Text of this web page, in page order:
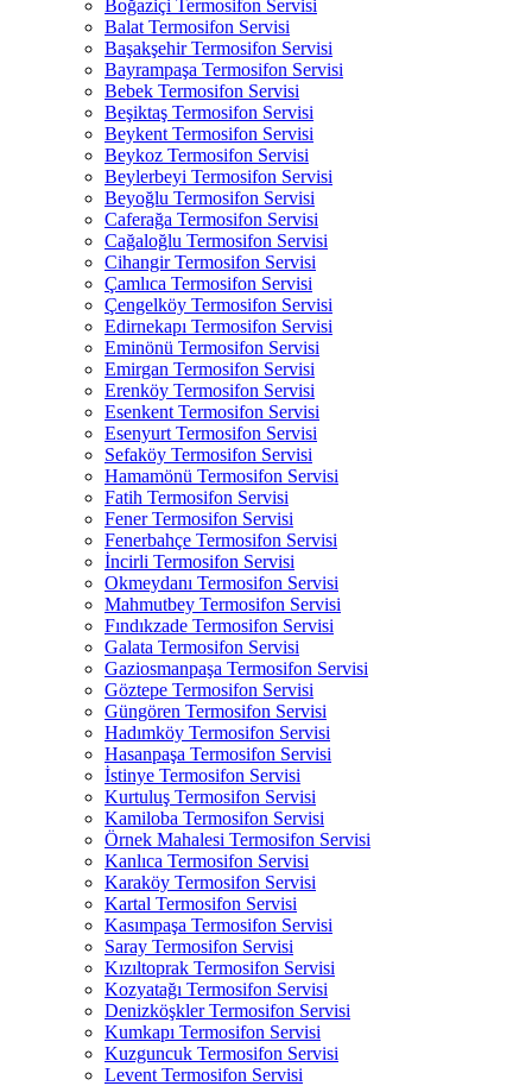
Boğaziçi Termosifon Servisi
Balat Termosifon Servisi
Başakşehir Termosifon Servisi
Bayrampaşa Termosifon Servisi
Bebek Termosifon Servisi
Beşiktaş Termosifon Servisi
Beykent Termosifon Servisi
Beykoz Termosifon Servisi
Beylerbeyi Termosifon Servisi
Beyoğlu Termosifon Servisi
Caferağa Termosifon Servisi
Cağaloğlu Termosifon Servisi
Cihangir Termosifon Servisi
Çamlıca Termosifon Servisi
Çengelköy Termosifon Servisi
Edirnekapı Termosifon Servisi
Eminönü Termosifon Servisi
Emirgan Termosifon Servisi
Erenköy Termosifon Servisi
Esenkent Termosifon Servisi
Esenyurt Termosifon Servisi
Sefaköy Termosifon Servisi
Hamamönü Termosifon Servisi
Fatih Termosifon Servisi
Fener Termosifon Servisi
Fenerbahçe Termosifon Servisi
İncirli Termosifon Servisi
Okmeydanı Termosifon Servisi
Mahmutbey Termosifon Servisi
Fındıkzade Termosifon Servisi
Galata Termosifon Servisi
Gaziosmanpaşa Termosifon Servisi
Göztepe Termosifon Servisi
Güngören Termosifon Servisi
Hadımköy Termosifon Servisi
Hasanpaşa Termosifon Servisi
İstinye Termosifon Servisi
Kurtuluş Termosifon Servisi
Kamiloba Termosifon Servisi
Örnek Mahalesi Termosifon Servisi
Kanlıca Termosifon Servisi
Karaköy Termosifon Servisi
Kartal Termosifon Servisi
Kasımpaşa Termosifon Servisi
Saray Termosifon Servisi
Kızıltoprak Termosifon Servisi
Kozyatağı Termosifon Servisi
Denizköşkler Termosifon Servisi
Kumkapı Termosifon Servisi
Kuzguncuk Termosifon Servisi
Levent Termosifon Servisi